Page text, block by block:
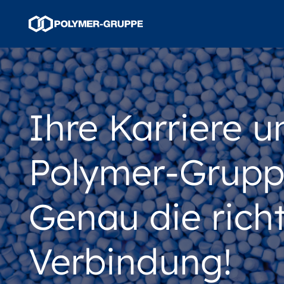
Ihre Karriere
Polymer-
Genau die
Verbindung!